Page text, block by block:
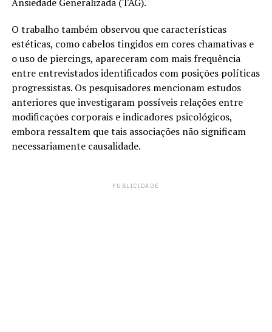
O trabalho também observou que características
estéticas, como cabelos tingidos em cores chamativas e
o uso de piercings, apareceram com mais frequência
entre entrevistados identificados com posições políticas
progressistas. Os pesquisadores mencionam estudos
anteriores que investigaram possíveis relações entre
modificações corporais e indicadores psicológicos,
embora ressaltem que tais associações não significam
necessariamente causalidade.
PUBLICIDADE